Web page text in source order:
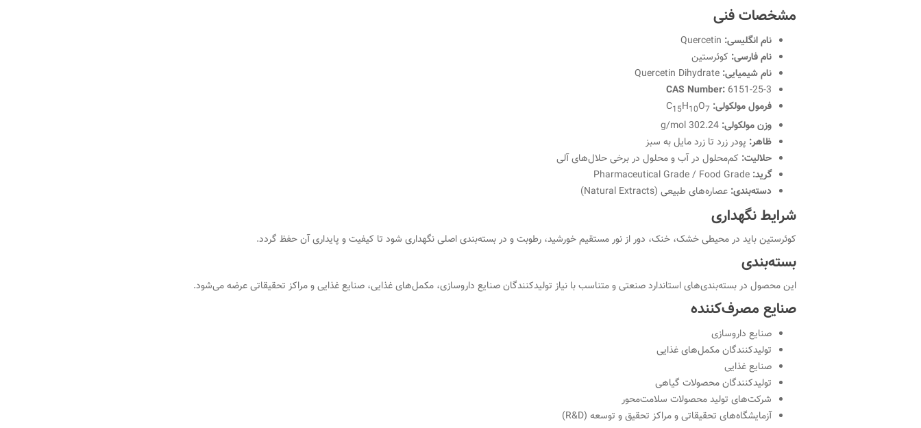
مشخصات فنی
نام انگلیسی:
نام فارسی: کوئرستین
نام شیمیایی:
CAS Number: 6151-25-3
فرمول مولکولی:
15H10O7
وزن مولکولی:
ظاهر: پودر زرد تا زرد مایل به سبز
حلالیت: کم‌محلول در آب و محلول در برخی حلال‌های آلی
گرید:
دسته‌بندی: عصاره‌های طبیعی (Natural Extracts)
شرایط نگهداری
کوئرستین باید در محیطی خشک، خنک، دور از نور مستقیم خورشید، رطوبت و در بسته‌بندی اصلی نگهداری شود تا کیفیت و پایداری آن حفظ گردد.
بسته‌بندی
این محصول در بسته‌بندی‌های استاندارد صنعتی و متناسب با نیاز تولیدکنندگان صنایع داروسازی، مکمل‌های غذایی، صنایع غذایی و مراکز تحقیقاتی عرضه می‌شود.
صنایع مصرف‌کننده
صنایع داروسازی
تولیدکنندگان مکمل‌های غذایی
صنایع غذایی
تولیدکنندگان محصولات گیاهی
شرکت‌های تولید محصولات سلامت‌محور
آزمایشگاه‌های تحقیقاتی و مراکز تحقیق و توسعه (R&D)